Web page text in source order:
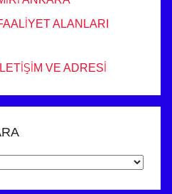
ALANLARI
VE ADRESİ